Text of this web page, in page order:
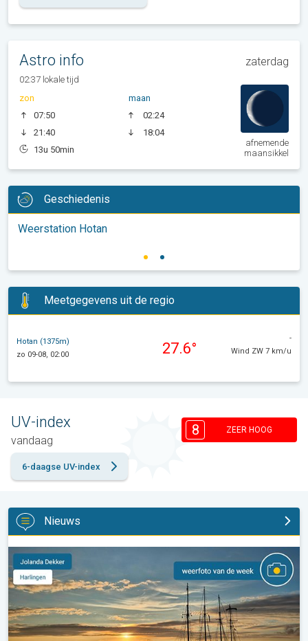
Astro info zaterdag
02:37 lokale tijd
zon
07:50
21:40
13u 50min
maan
02:24
18:04
afnemende
maansikkel
Geschiedenis
Weerstation Hotan
Meetgegevens uit de regio
Hotan (1375m)
zo 09-08, 02:00
27.6°
-
Wind ZW 7 km/u
UV-index
vandaag
8 ZEER HOOG
6-daagse UV-index
Nieuws
De weerfoto van de week. Weer&Radar uploader. . .